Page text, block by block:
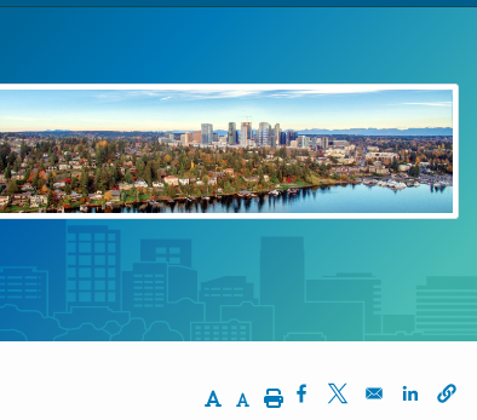
Increase Text Size
Decrease Text Size
PrintOpens in a new
Opens in aOpens